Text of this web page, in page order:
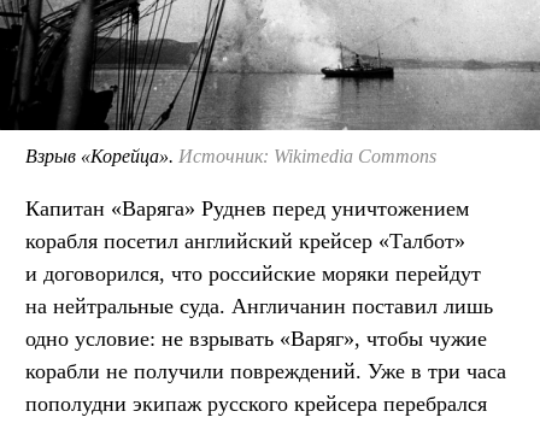
Взрыв «Корейца». Источник: Wikimedia Commons
Капитан «Варяга» Руднев перед уничтожением
корабля посетил английский крейсер «Талбот»
и договорился, что российские моряки перейдут
на нейтральные суда. Англичанин поставил лишь
одно условие: не взрывать «Варяг», чтобы чужие
корабли не получили повреждений. Уже в три часа
пополудни экипаж русского крейсера перебрался